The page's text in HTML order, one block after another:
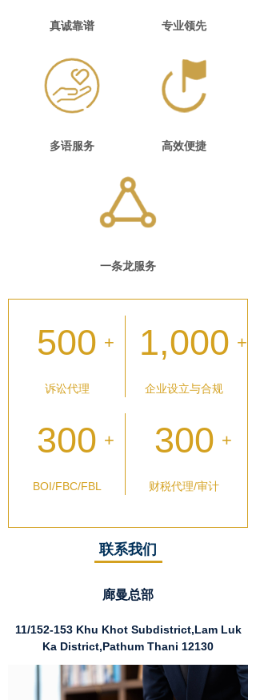
真诚靠谱 专业领先
多语服务 高效便捷
一条龙服务
500 +
诉讼代理
1,000 +
企业设立与合规
300 +
BOI/FBC/FBL
300 +
财税代理/审计
联系我们
廊曼总部
11/152-153 Khu Khot Subdistrict,Lam Luk
Ka District,Pathum Thani 12130